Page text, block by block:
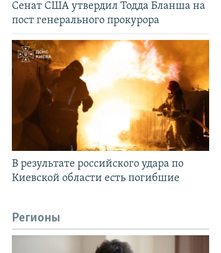
Сенат США утвердил Тодда Бланша на
пост генерального прокурора
В результате российского удара по
Киевской области есть погибшие
Регионы